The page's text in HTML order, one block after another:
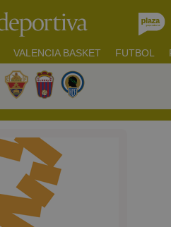
VALENCIA BASKET FUTBOL